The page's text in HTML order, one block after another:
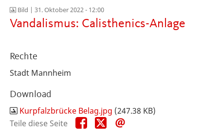
Bild | 31. Oktober 2022 - 12:00
Vandalismus: Calisthenics-Anlage
Rechte
Stadt Mannheim
Download
Kurpfalzbrücke Belag.jpg (247.38 KB)
Teile diese Seite
Teile
diese
Teile
diese